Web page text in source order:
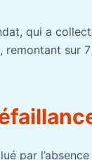
qui a
remontant sur
par